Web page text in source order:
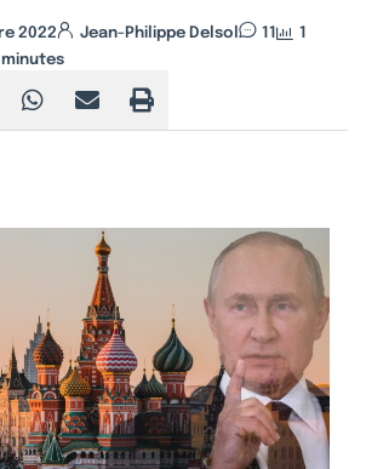
2022 Jean-Philippe Delsol 11
1
minutes